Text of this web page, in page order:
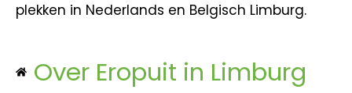
plekken in Nederlands en Belgisch Limburg.
Over Eropuit in Limburg